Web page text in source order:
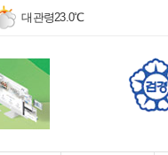
대관령23.0℃